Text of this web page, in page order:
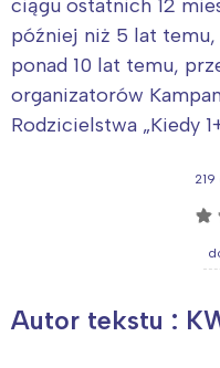
ciągu ostatnich 12
później niż 5 lat
ponad 10 lat temu,
organizatorów
Rodzicielstwa „Kiedy
☆
Autor tekstu :